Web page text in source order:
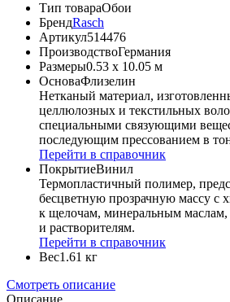
Тип товараОбои
БрендRasch
Артикул514476
ПроизводствоГермания
Размеры0.53 x 10.05 м
ОсноваФлизелин
Нетканый материал,
целлюлозных и текстильных
специальными связующими
последующим прессованием в
Перейти в справочник
ПокрытиеВинил
Термопластичный полимер,
бесцветную прозрачную массу с
к щелочам, минеральным
и растворителям.
Перейти в справочник
Вес1.61 кг
Смотреть описание
Описание